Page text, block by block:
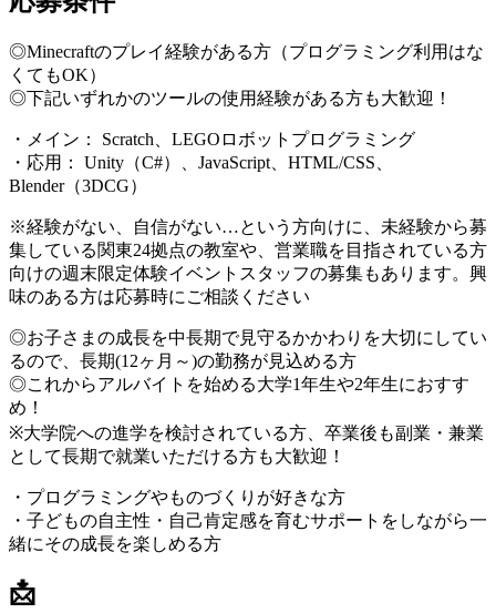
◎Minecraftのプレイ経験がある方（プログラミング利用はな
くてもOK）
◎下記いずれかのツールの使用経験がある方も大歓迎！
・メイン： Scratch、LEGOロボットプログラミング
・応用： Unity（C#）、JavaScript、HTML/CSS、
Blender（3DCG）
※経験がない、自信がない…という方向けに、未経験から募
集している関東24拠点の教室や、営業職を目指されている方
向けの週末限定体験イベントスタッフの募集もあります。興
味のある方は応募時にご相談ください
◎お子さまの成長を中長期で見守るかかわりを大切にしてい
るので、長期(12ヶ月～)の勤務が見込める方
◎これからアルバイトを始める大学1年生や2年生におすす
め！
※大学院への進学を検討されている方、卒業後も副業・兼業
として長期で就業いただける方も大歓迎！
・プログラミングやものづくりが好きな方
・子どもの自主性・自己肯定感を育むサポートをしながら一
緒にその成長を楽しめる方
📩